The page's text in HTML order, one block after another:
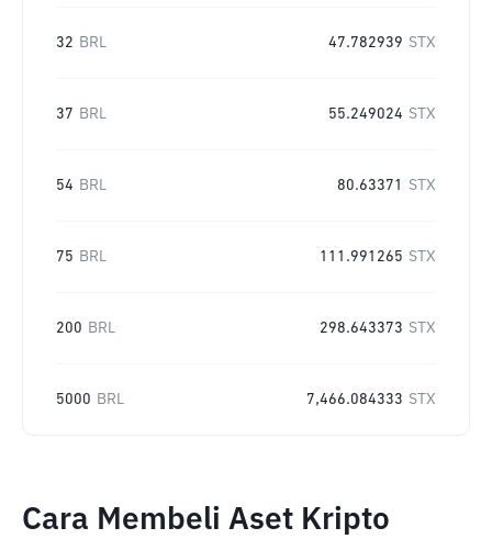
32 BRL 47.782939 STX
37 BRL 55.249024 STX
54 BRL 80.63371 STX
75 BRL 111.991265 STX
200 BRL 298.643373 STX
5000 BRL 7,466.084333 STX
Cara Membeli Aset Kripto